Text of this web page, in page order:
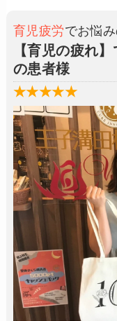
育児疲労でお悩
【育児の疲れ
の患者様
★★★★★